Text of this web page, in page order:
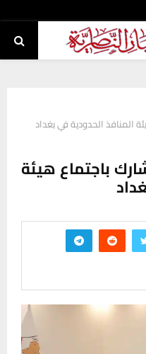
المنافذ الحدودية في بغداد
باجتماع هيئة